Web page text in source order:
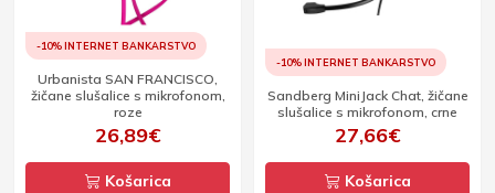
-10% INTERNET BANKARSTVO
Urbanista SAN FRANCISCO,
žičane slušalice s mikrofonom,
roze
26,89€
Košarica
-10% INTERNET BANKARSTVO
Sandberg MiniJack Chat, žičane
slušalice s mikrofonom, crne
27,66€
Košarica